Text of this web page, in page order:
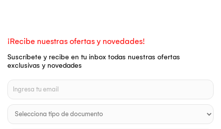
¡Recibe nuestras ofertas y novedades!
Suscríbete y recibe en tu inbox todas nuestras ofertas
exclusivas y novedades